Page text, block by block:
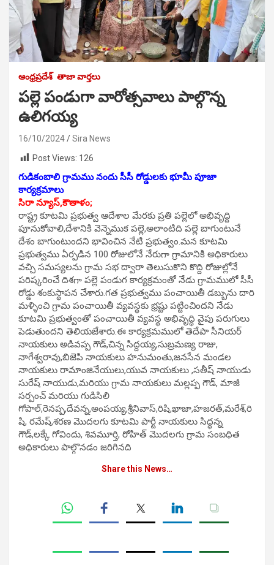
ఆంధ్రప్రదేశ్ తాజా వార్తలు
పల్లె పండుగా వారోత్సవాలు పాల్గొన్న
ఉలిగయ్య
16/10/2024
Sira News
Post Views: 126
గుడికంబాలి గ్రామము నందు సీసీ రోడ్డులకు భూమీ పూజా
కార్యక్రమాలు
సిరా న్యూస్,కౌతాళం;
రాష్ట్ర కూటమి ప్రభుత్వ ఆదేశాల మేరకు ప్రతి పల్లెలో అభివృద్ది
పూనుకోవాలి,దేశానికి వెన్నెముక పల్లె,అలాంటిది పల్లె బాగుంటునే
దేశం బాగుంటుందని భావించిన నేటి ప్రభుత్వం.మన కూటమి
ప్రభుత్వము ఏర్పడిన 100 రోజులోనే నేరుగా గ్రామానికి అధికారులు
వచ్చి సమస్యలను గ్రామ సభ ద్వారా తెలుసుకొని కొద్ది రోజుల్లోనే
పరిష్కరించే దిశగా పల్లె పండుగ కార్యక్రమంతో నేడు గ్రామములో సీసీ
రోడ్డు శంకుస్థాపన చేశారు.గత ప్రభుత్వము పంచాయితీ డబ్బును దారి
మళ్ళించి గ్రామ పంచాయితీ వ్యవస్థకు భ్రష్టు పట్టించిందని నేడు
కూటమి ప్రభుత్వంతో పంచాయితీ వ్యవస్థ అభివృద్ధి వైపు పరుగులు
పెడుతుందని తెలియజేశారు.ఈ కార్యక్రమములో తెదేపా సీనియర్
నాయకులు అడివప్ప గౌడ్,చిన్న సిద్దయ్య,సుబ్రమణ్య రాజు,
నాగేశ్వరావు,బిజెపి నాయకులు హనుమంతు,జనసేన మండల
నాయకులు రామాంజినేయులు,యువ నాయకులు ,సతీష్ నాయుడు
సురేష్ నాయుడు,మరియు గ్రామ నాయకులు మల్లప్ప గౌడ్, మాజీ
సర్పంచ్ మరియు గుడిసిలి
గోపాల్,రెనప్ప,దేవన్న,అంపయ్య,శ్రీనివాస్,రిషి,ఖాజా,హజరత్,మరేశ్,రి
షి, రమేష్,శరణ మొదలగు కూటమి పార్టీ నాయకులు సిద్ధన్న
గౌడ్,లక్కే గోవిందు, శివమూర్తి, రోహిత్ మొదలగు గ్రామ సంబధిత
అధికారులు పాల్గొనడం జరిగినది
Share this News…